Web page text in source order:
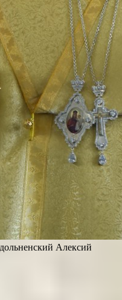
Алексий